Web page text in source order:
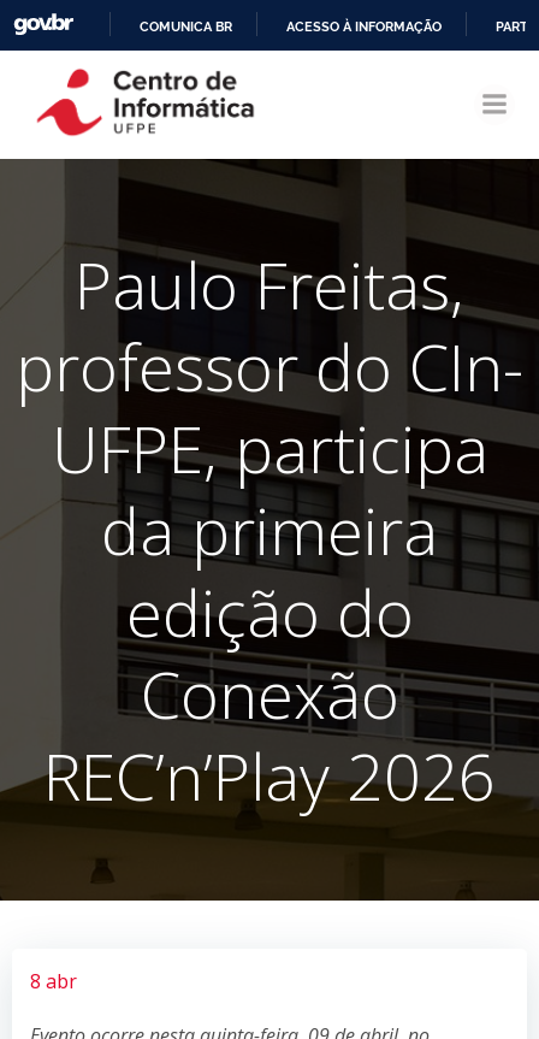
CONTEÚDO
COMUNICA BR ACESSO À INFORMAÇÃO
Paulo Freitas,
professor do CIn-
UFPE, participa
da primeira
edição do
Conexão
REC’n’Play 2026
8 abr